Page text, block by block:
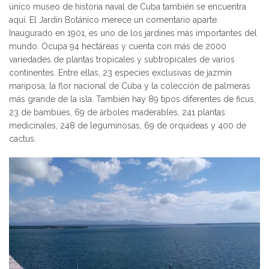
único museo de historia naval de Cuba también se encuentra
aquí. El Jardín Botánico merece un comentario aparte.
Inaugurado en 1901, es uno de los jardines más importantes del
mundo. Ocupa 94 ​​hectáreas y cuenta con más de 2000
variedades de plantas tropicales y subtropicales de varios
continentes. Entre ellas, 23 especies exclusivas de jazmín
mariposa, la flor nacional de Cuba y la colección de palmeras
más grande de la isla. También hay 89 tipos diferentes de ficus,
23 de bambúes, 69 de árboles maderables, 241 plantas
medicinales, 248 de leguminosas, 69 de orquídeas y 400 de
cactus.